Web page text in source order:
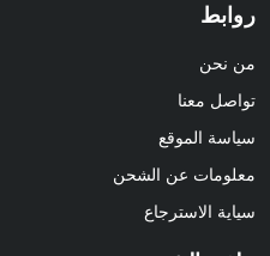
روابط
من نحن
تواصل معنا
سياسة الموقع
معلومات عن الشحن
سياية الاسترجاع